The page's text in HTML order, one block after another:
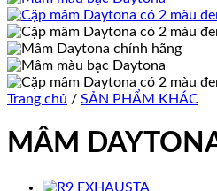
Trang chủ / SẢN PHẨM KHÁC
MÂM